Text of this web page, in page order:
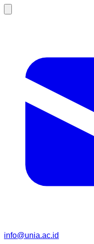
info@unia.ac.id